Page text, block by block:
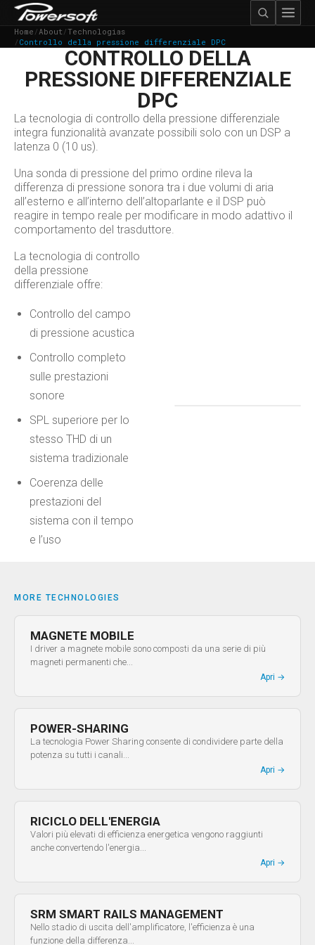
Home /About/Technologias
/ Controllo della pressione differenziale DPC
CONTROLLO DELLA
PRESSIONE DIFFERENZIALE
DPC
La tecnologia di controllo della pressione differenziale
integra funzionalità avanzate possibili solo con un DSP a
latenza 0 (10 us).
Una sonda di pressione del primo ordine rileva la
differenza di pressione sonora tra i due volumi di aria
all’esterno e all’interno dell’altoparlante e il DSP può
reagire in tempo reale per modificare in modo adattivo il
comportamento del trasduttore.
La tecnologia di controllo
della pressione
differenziale offre:
Controllo del campo
di pressione acustica
Controllo completo
sulle prestazioni
sonore
SPL superiore per lo
stesso THD di un
sistema tradizionale
Coerenza delle
prestazioni del
sistema con il tempo
e l’uso
MORE TECHNOLOGIES
MAGNETE MOBILE​
I driver a magnete mobile sono composti da una serie di più
magneti permanenti che...
Apri →
POWER-SHARING
La tecnologia Power Sharing consente di condividere parte della
potenza su tutti i canali...
Apri →
RICICLO DELL'ENERGIA
Valori più elevati di efficienza energetica vengono raggiunti
anche convertendo l'energia...
Apri →
SRM SMART RAILS MANAGEMENT
Nello stadio di uscita dell'amplificatore, l'efficienza è una
funzione della differenza...